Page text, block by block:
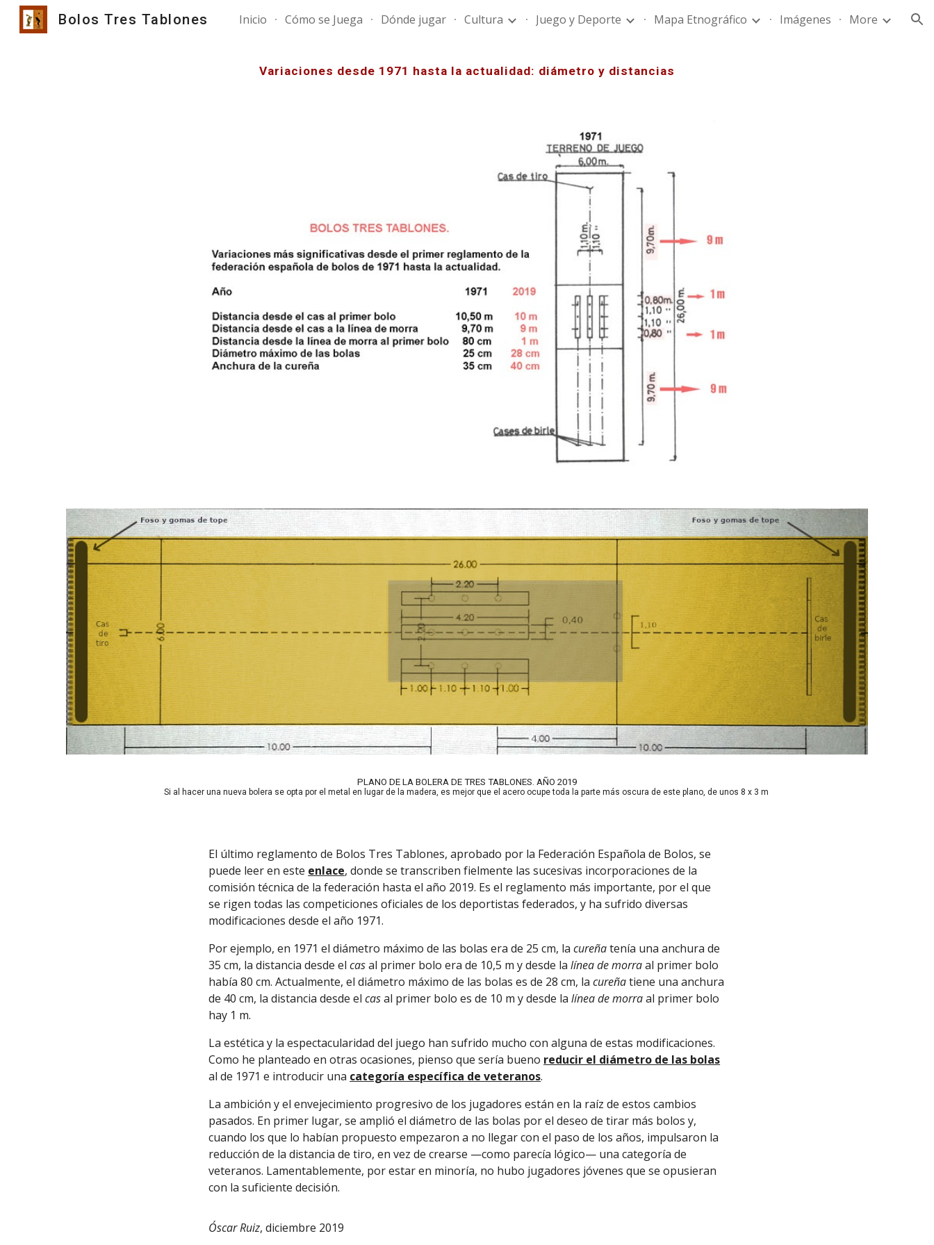
Skip to main content Skip to navigation
Bolos Tres Tablones Inicio Cómo se Juega Dónde jugar Cultura Juego y Deporte Mapa Etnográfico Imágenes More
Variaciones desde 1971 hasta la actualidad: diámetro y distancias
PLANO DE LA BOLERA DE TRES TABLONES. AÑO 2019
Si al hacer una nueva bolera se opta por el metal en lugar de la madera, es mejor que el acero ocupe toda la parte más oscura de este plano, de unos 8 x 3 m
El último reglamento de Bolos Tres Tablones, aprobado por la Federación Española de Bolos, se
puede leer en este enlace,donde se transcriben fielmente las sucesivas incorporaciones de la
comisión técnica de la federación hasta el año 2019. Es el reglamento más importante, por el que
se rigen todas las competiciones oficiales de los deportistas federados, y ha sufrido diversas
modificaciones desde el año 1971.
Por ejemplo, en 1971 el diámetro máximo de las bolas era de 25 cm, lacureñatenía una anchura de
35 cm, la distancia desde el casal primer bolo era de 10,5 m y desde lalínea de morraal primer bolo
había 80 cm. Actualmente, el diámetro máximo de las bolas es de 28 cm, lacureñatiene una anchura
de 40 cm, la distancia desde elcasal primer bolo es de 10 m y desde lalínea de morraal primer bolo
hay 1 m.
La estética y la espectacularidad del juego han sufrido mucho con alguna de estas modificaciones.
Como he planteado en otras ocasiones, pienso que sería bueno reducir el diámetro de las bolas
al de 1971 e introducir una categoría específica de veteranos.
La ambición y el envejecimiento progresivo de los jugadores están en la raíz de estos cambios
pasados. En primer lugar, se amplió el diámetro de las bolas por el deseo de tirar más bolos y,
cuando los que lo habían propuesto empezaron a no llegar con el paso de los años, impulsaron la
reducción de la distancia de tiro, en vez de crearse —como parecía lógico— una categoría de
veteranos. Lamentablemente, por estar en minoría, no hubo jugadores jóvenes que se opusieran
con la suficiente decisión.
Óscar Ruiz, diciembre 2019